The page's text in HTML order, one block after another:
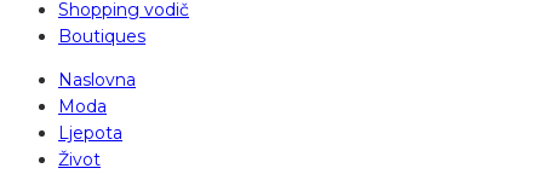
Shopping vodič
Boutiques
Naslovna
Moda
Ljepota
Život